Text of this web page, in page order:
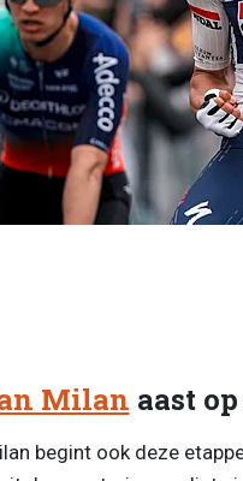
Milan aast
begint ook deze